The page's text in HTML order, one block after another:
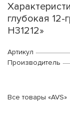
глубокая 12-
H31212»
Артикул
Производитель
Все товары «AVS»